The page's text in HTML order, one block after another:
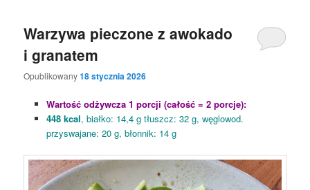
Warzywa pieczone z awokado
i granatem
Opublikowany18 stycznia 2026
Wartość odżywcza 1 porcji (całość = 2 porcje):
448 kcal, białko: 14,4 g tłuszcz: 32 g, węglowod.
przyswajane: 20 g, błonnik: 14 g